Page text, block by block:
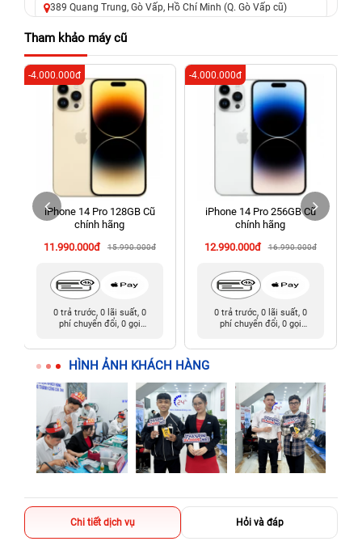
389 Quang Trung, Gò Vấp, Hồ Chí Minh (Q. Gò Vấp cũ)
625 - 625A Âu Cơ, Tân Phú, Hồ Chí Minh (Quận Tân Phú cũ)
326 Lê Văn Việt, Tăng Nhơn Phú, Hồ Chí Minh (Q.9 TP. Thủ
Đức cũ)
256 Võ Văn Ngân, Thủ Đức, Hồ Chí Minh (Bình Thọ, TP. Thủ
70 Nguyễn An Ninh, Dĩ An, Hồ Chí Minh (Bình Dương Cũ)
24h Vũng Tàu: 162A Ba Cu, Vũng Tàu, Hồ Chí Minh (TP. Vũng
Tàu cũ)
198 Hoàng Văn Thụ, Tân Sơn Nhất, Hồ Chí Minh (Tân Bình
Tham khảo máy cũ
iPhone 14 Pro 128GB Cũ
chính hãng
11.990.000đ
15.990.000đ
-4.000.000đ
0 trả trước, 0 lãi suất, 0
phí chuyển đổi, 0 gọi
iPhone 14 Pro 256GB Cũ
chính hãng
12.990.000đ
16.990.000đ
-4.000.000đ
0 trả trước, 0 lãi suất, 0
phí chuyển đổi, 0 gọi
HÌNH ẢNH KHÁCH HÀNG
Chi tiết dịch vụ Hỏi và đáp